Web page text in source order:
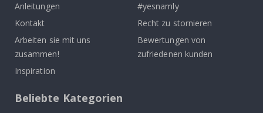
Anleitungen
Kontakt
Arbeiten sie mit uns
zusammen!
Inspiration
#yesnamly
Recht zu stornieren
Bewertungen von
zufriedenen kunden
Beliebte Kategorien